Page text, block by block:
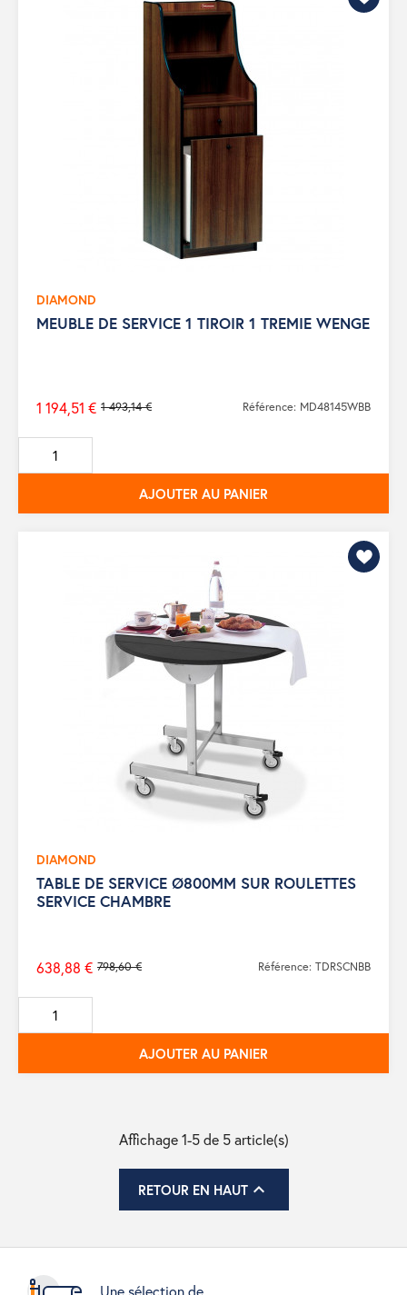
DIAMOND
MEUBLE DE SERVICE 1 TIROIR 1 TREMIE WENGE
Prix
de
base
1 493,14 €
1 194,51 € Référence: MD48145WBB
AJOUTER AU PANIER
DIAMOND
TABLE DE SERVICE Ø800MM SUR ROULETTES
SERVICE CHAMBRE
Prix
de
base
798,60 €
638,88 € Référence: TDRSCNBB
AJOUTER AU PANIER
Affichage 1-5 de 5 article(s)
RETOUR EN HAUT
Une sélection de